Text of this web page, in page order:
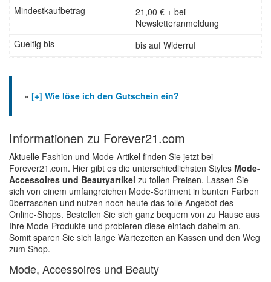
21,00 € + bei
Newsletteranmeldung
bis auf Widerruf
» [+] Wie löse ich den Gutschein ein?
Informationen zu Forever21.com
Aktuelle Fashion und Mode-Artikel finden Sie jetzt bei
Forever21.com. Hier gibt es die unterschiedlichsten Styles Mode-
Accessoires und Beautyartikel zu tollen Preisen. Lassen Sie
sich von einem umfangreichen Mode-Sortiment in bunten Farben
überraschen und nutzen noch heute das tolle Angebot des
Online-Shops. Bestellen Sie sich ganz bequem von zu Hause aus
Ihre Mode-Produkte und probieren diese einfach daheim an.
Somit sparen Sie sich lange Wartezeiten an Kassen und den Weg
zum Shop.
Mode, Accessoires und Beauty